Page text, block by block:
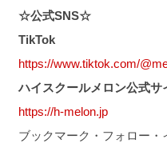
☆公式SNS☆
TikTok
https://www.tiktok.com/
ハイスクールメロン公式サ
https://h-melon.jp
ブックマーク・フォロー・